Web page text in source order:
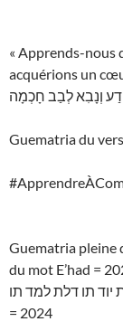
« Apprends-nous
acquérions un
וְנָבִא לְבַב חָכְמָה
Guematria du
Guematria pleine
du mot E’had =
תו דלת למד תו
= 2024